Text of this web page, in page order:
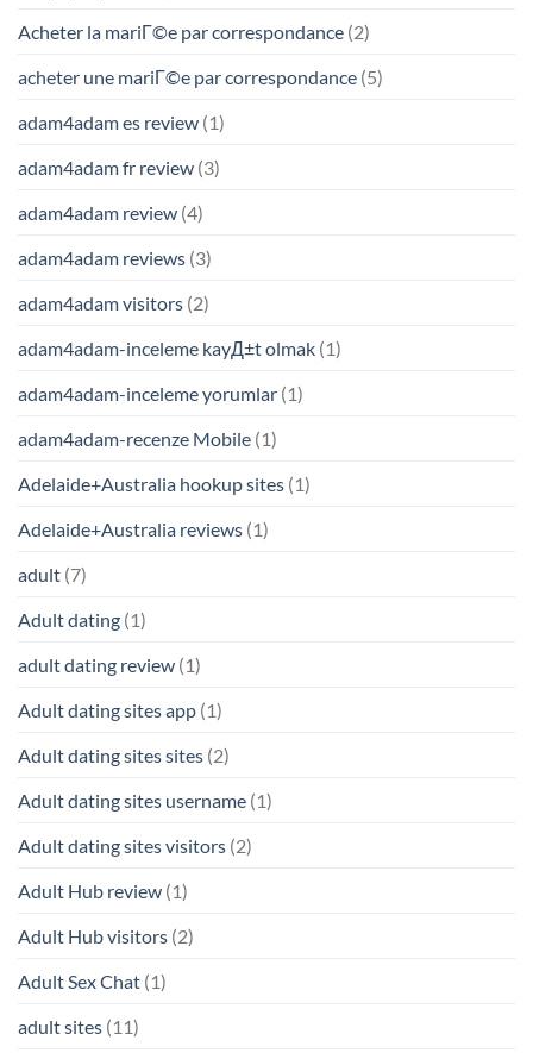
Acheter la mariГ©e par correspondance (2)
acheter une mariГ©e par correspondance (5)
adam4adam es review (1)
adam4adam fr review (3)
adam4adam review (4)
adam4adam reviews (3)
adam4adam visitors (2)
adam4adam-inceleme kayД±t olmak (1)
adam4adam-inceleme yorumlar (1)
adam4adam-recenze Mobile (1)
Adelaide+Australia hookup sites (1)
Adelaide+Australia reviews (1)
adult (7)
Adult dating (1)
adult dating review (1)
Adult dating sites app (1)
Adult dating sites sites (2)
Adult dating sites username (1)
Adult dating sites visitors (2)
Adult Hub review (1)
Adult Hub visitors (2)
Adult Sex Chat (1)
adult sites (11)